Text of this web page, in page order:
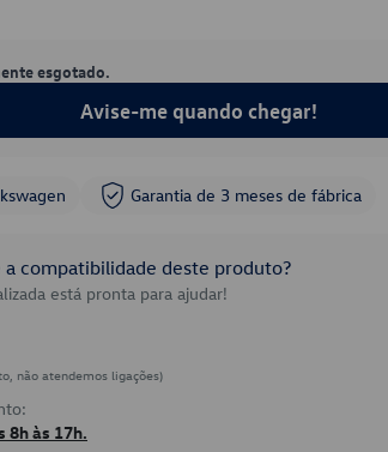
esgotado.
Avise-me quando chegar!
Garantia de 3 meses de fábrica
a compatibilidade deste produto?
está pronta para ajudar!
não atendemos ligações)
8h às 17h.